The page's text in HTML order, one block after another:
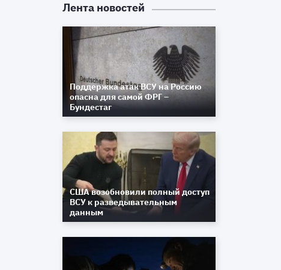
Лента новостей
Поддержка атак ВСУ на Россию
опасна для самой ФРГ –
Бундестаг
США возобновили полный доступ
ВСУ к разведывательным
данным